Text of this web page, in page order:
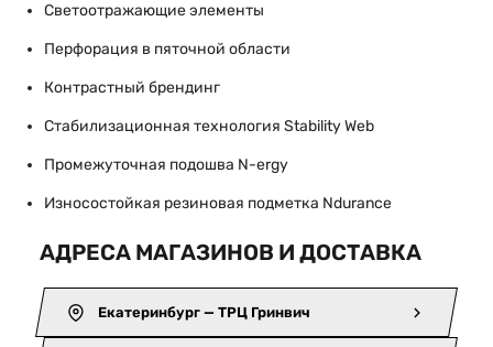
Светоотражающие элементы
Перфорация в пяточной области
Контрастный брендинг
Стабилизационная технология Stability Web
Промежуточная подошва N-ergy
Износостойкая резиновая подметка Ndurance
АДРЕСА МАГАЗИНОВ И ДОСТАВКА
Екатеринбург — ТРЦ Гринвич